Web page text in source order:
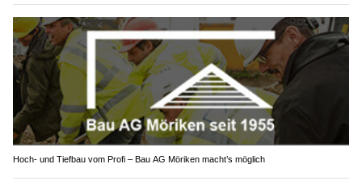
Hoch- und Tiefbau vom Profi – Bau AG Möriken macht’s möglich